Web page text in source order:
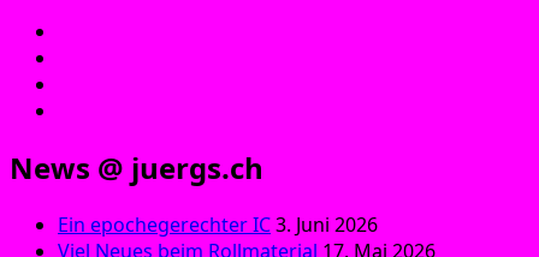
News @ juergs.ch
Ein epochegerechter IC3. Juni 2026
Viel Neues beim Rollmaterial 17. Mai 2026